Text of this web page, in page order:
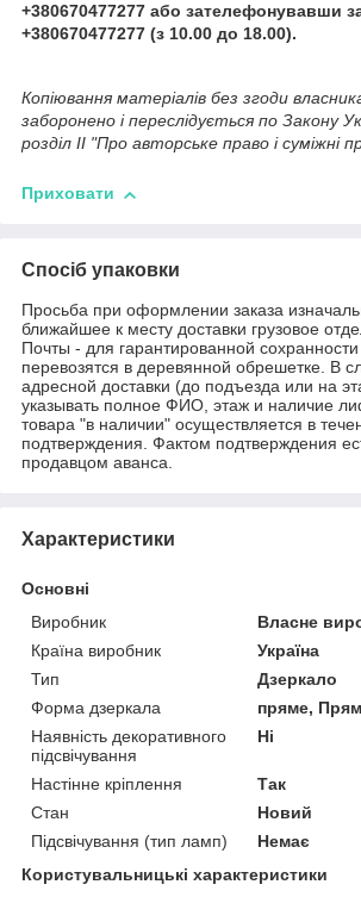
+380670477277 або зателефонувавши
+380670477277 (з 10.00 до 18.00).
Копіювання матеріалів без згоди
заборонено і переслідується по Закону
розділ II "Про авторське право і суміжні
Приховати
Спосіб упаковки
Просьба при оформлении заказа
ближайшее к месту доставки грузовое
Почты - для гарантированной
перевозятся в деревянной обрешетке. В
адресной доставки (до подъезда или на
указывать полное ФИО, этаж и наличие
товара "в наличии" осуществляется в
подтверждения. Фактом подтверждения
продавцом аванса.
Характеристики
Основні
Виробник
Власне
Країна виробник
Україна
Тип
Дзеркало
Форма дзеркала
пряме,
Наявність декоративного
підсвічування
Ні
Настінне кріплення
Так
Стан
Новий
Підсвічування (тип ламп)
Немає
Користувальницькі характеристики